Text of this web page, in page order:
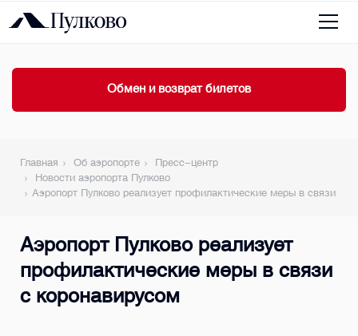
Обмен и возврат билетов
Главная Об аэропорте
Пресс-центр
Новости аэропорта Пулково
Аэропорт Пулково реализует профилактические меры в связи с
Аэропорт Пулково реализует
профилактические меры в связи
с коронавирусом